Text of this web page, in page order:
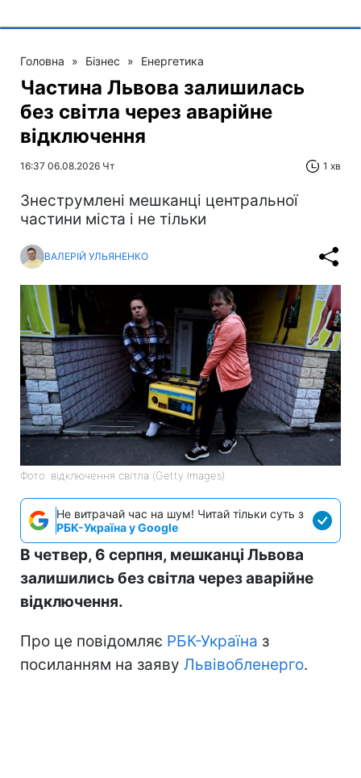
Головна » Бізнес » Енергетика
Частина Львова залишилась
без світла через аварійне
відключення
16:37 06.08.2026 Чт 1 хв
Знеструмлені мешканці центральної
частини міста і не тільки
ВАЛЕРІЙ УЛЬЯНЕНКО
Фото: відключення світла (Getty Images)
Не витрачай час на шум! Читай тільки суть з
РБК-Україна у Google
В четвер, 6 серпня, мешканці Львова
залишились без світла через аварійне
відключення.
Про це повідомляє РБК-Україна з
посиланням на заяву Львівобленерго.